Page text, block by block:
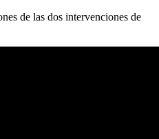
de las dos intervenciones de